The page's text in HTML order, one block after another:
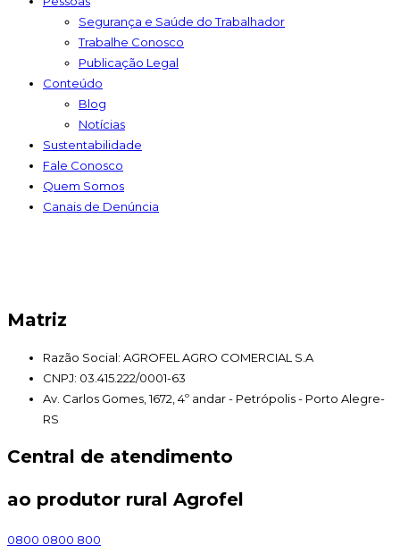
Segurança e Saúde do Trabalhador
Trabalhe Conosco
Publicação Legal
Conteúdo
Blog
Notícias
Sustentabilidade
Fale Conosco
Quem Somos
Canais de Denúncia
Matriz
Razão Social: AGROFEL AGRO COMERCIAL S.A
CNPJ: 03.415.222/0001-63
Av. Carlos Gomes, 1672, 4º andar - Petrópolis - Porto Alegre-
RS
Central de atendimento
ao produtor rural Agrofel
0800 0800 800